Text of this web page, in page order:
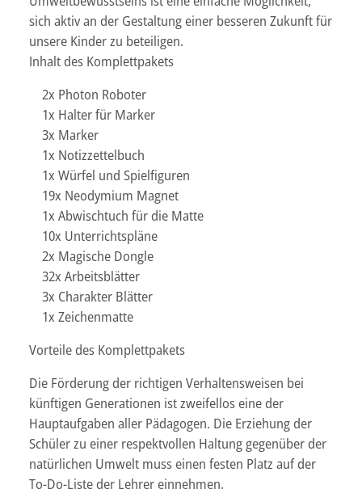
sich aktiv an der Gestaltung einer besseren Zukunft für
unsere Kinder zu beteiligen.
Inhalt des Komplettpakets
2x Photon Roboter
1x Halter für Marker
3x Marker
1x Notizzettelbuch
1x Würfel und Spielfiguren
19x Neodymium Magnet
1x Abwischtuch für die Matte
10x Unterrichtspläne
2x Magische Dongle
32x Arbeitsblätter
3x Charakter Blätter
1x Zeichenmatte
Vorteile des Komplettpakets
Die Förderung der richtigen Verhaltensweisen bei
künftigen Generationen ist zweifellos eine der
Hauptaufgaben aller Pädagogen. Die Erziehung der
Schüler zu einer respektvollen Haltung gegenüber der
natürlichen Umwelt muss einen festen Platz auf der
To-Do-Liste der Lehrer einnehmen.